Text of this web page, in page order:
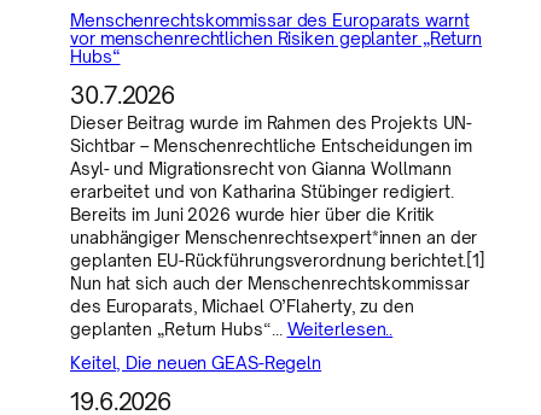
Menschenrechtskommissar des Europarats warnt
vor menschenrechtlichen Risiken geplanter „Return
Hubs“
30.7.2026
Dieser Beitrag wurde im Rahmen des Projekts UN-
Sichtbar – Menschenrechtliche Entscheidungen im
Asyl- und Migrationsrecht von Gianna Wollmann
erarbeitet und von Katharina Stübinger redigiert.
Bereits im Juni 2026 wurde hier über die Kritik
unabhängiger Menschenrechtsexpert*innen an der
geplanten EU-Rückführungsverordnung berichtet.[1]
Nun hat sich auch der Menschenrechtskommissar
des Europarats, Michael O’Flaherty, zu den
geplanten „Return Hubs“… Weiterlesen..
Keitel, Die neuen GEAS-Regeln
19.6.2026